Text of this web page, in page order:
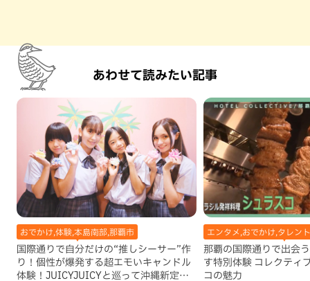
あわせて読みたい記事
おでかけ,体験,本島南部,那覇市
国際通りで自分だけの“推しシーサー”作
り！個性が爆発する超エモいキャンドル
体験！JUICYJUICYと巡って沖縄新定番
エンタメ,おでかけ,タレン
那覇の国際通りで出会
す特別体験 コレクティ
コの魅力